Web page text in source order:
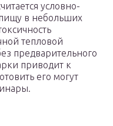
условно-
в небольших
тепловой
предварительного
приводит к
его могут